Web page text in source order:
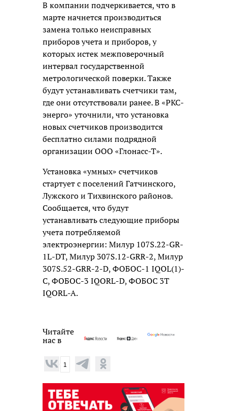
В компании подчеркивается, что в
марте начнется производиться
замена только неисправных
приборов учета и приборов, у
которых истек межповерочный
интервал государственной
метрологической поверки. Также
будут устанавливать счетчики там,
где они отсутствовали ранее. В «РКС-
энерго» уточнили, что установка
новых счетчиков производится
бесплатно силами подрядной
организации ООО «Глонасс-Т».
Установка «умных» счетчиков
стартует с поселений Гатчинского,
Лужского и Тихвинского районов.
Сообщается, что будут
устанавливать следующие приборы
учета потребляемой
электроэнергии: Милур 107S.22-GR-
1L-DT, Милур 307S.12-GRR-2, Милур
307S.52-GRR-2-D, ФОБОС-1 IQOL(1)-
С, ФОБОС-3 IQORL-D, ФОБОС 3Т
IQORL-A.
Читайте
нас в
1